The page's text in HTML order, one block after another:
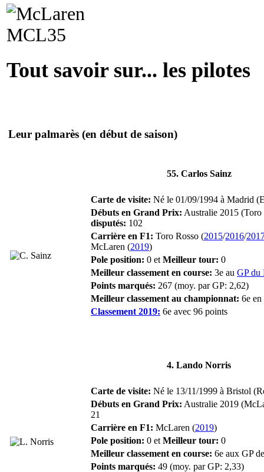
Tout savoir sur... les pilotes
Leur palmarès (en début de saison)
55. Carlos Sainz
Carte de visite: Né le 01/09/1994 à Madrid
Débuts en Grand Prix: Australie 2015
disputés: 102
Carrière en F1: Toro Rosso (2015/2016/
McLaren (2019)
Pole position: 0 et Meilleur tour: 0
Meilleur classement en course: 3e au GP du
Points marqués: 267 (moy. par GP: 2,62)
Meilleur classement au championnat: 6e
Classement 2019: 6e avec 96 points
4. Lando Norris
Carte de visite: Né le 13/11/1999 à Bristol
Débuts en Grand Prix: Australie 2019
21
Carrière en F1: McLaren (2019)
Pole position: 0 et Meilleur tour: 0
Meilleur classement en course: 6e aux GP
Points marqués: 49 (moy. par GP: 2,33)